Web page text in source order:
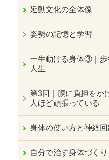
延動文化の全体像
姿勢の記憶と学習
一生動ける身体③｜歩
人生
第3回｜腰に負担をか
人ほど頑張っている
身体の使い方と神経回
自分で治す身体づくり